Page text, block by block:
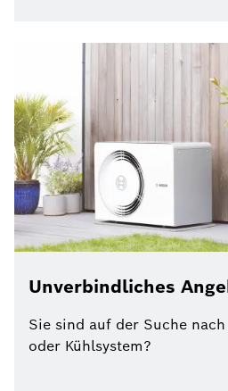
Unverbindliches
Sie sind auf der Suche
oder Kühlsystem?